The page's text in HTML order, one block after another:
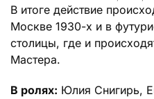
В итоге действие
Москве 1930-х и в
столицы, где и
Мастера.
В ролях: Юлия Снигирь,